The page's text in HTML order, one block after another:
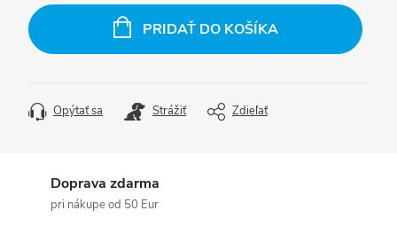
cena:
PRIDAŤ DO KOŠÍKA
Opýtať sa Strážiť Zdieľať
Doprava zdarma
pri nákupe od 50 Eur